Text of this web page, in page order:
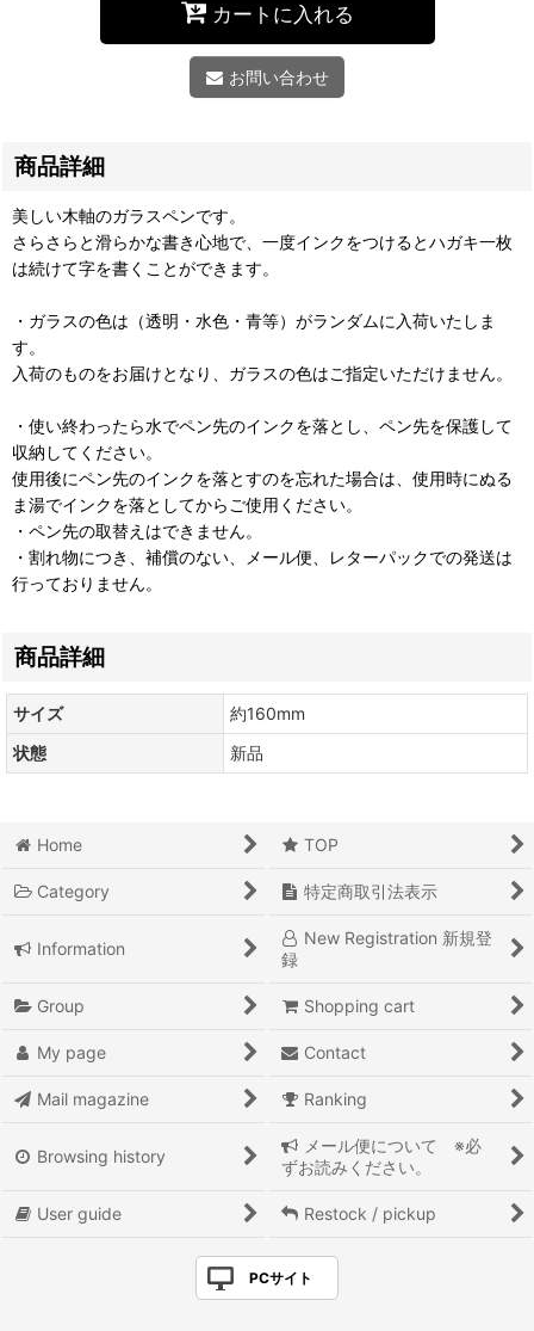
カートに入れる
お問い合わせ
商品詳細
美しい木軸のガラスペンです。
さらさらと滑らかな書き心地で、一度インクをつけるとハガキ一枚
は続けて字を書くことができます。
・ガラスの色は（透明・水色・青等）がランダムに入荷いたしま
す。
入荷のものをお届けとなり、ガラスの色はご指定いただけません。
・使い終わったら水でペン先のインクを落とし、ペン先を保護して
収納してください。
使用後にペン先のインクを落とすのを忘れた場合は、使用時にぬる
ま湯でインクを落としてからご使用ください。
・ペン先の取替えはできません。
・割れ物につき、補償のない、メール便、レターパックでの発送は
行っておりません。
商品詳細
サイズ
約160mm
状態
新品
Home TOP
Category 特定商取引法表示
Information
New Registration 新規登
録
Group Shopping cart
My page Contact
Mail magazine Ranking
Browsing history
メール便について ※必
ずお読みください。
User guide Restock / pickup
PCサイト